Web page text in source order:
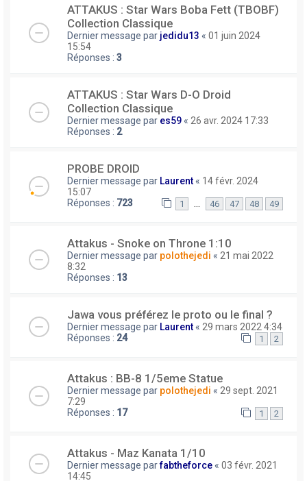
ATTAKUS : Star Wars Boba Fett (TBOBF)
Collection Classique
Dernier message par jedidu13 « 01 juin 2024
15:54
Réponses : 3
ATTAKUS : Star Wars D-O Droid
Collection Classique
Dernier message par es59 « 26 avr. 2024 17:33
Réponses : 2
PROBE DROID
Dernier message par Laurent « 14 févr. 2024
15:07
Réponses : 723 1 46 47 48 49
Attakus - Snoke on Throne 1:10
Dernier message par polothejedi « 21 mai 2022
8:32
Réponses : 13
Jawa vous préférez le proto ou le final ?
Dernier message par Laurent « 29 mars 2022 4:34
Réponses : 24 1 2
Attakus : BB-8 1/5eme Statue
Dernier message par polothejedi « 29 sept. 2021
7:29
Réponses : 17 1 2
Attakus - Maz Kanata 1/10
Dernier message parfabtheforce « 03 févr. 2021
14:45